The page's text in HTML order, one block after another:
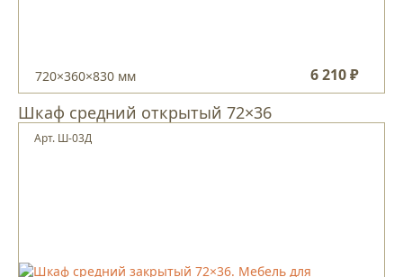
720×360×830 мм 6 210 ₽
Шкаф средний открытый 72×36
Арт. Ш-03Д